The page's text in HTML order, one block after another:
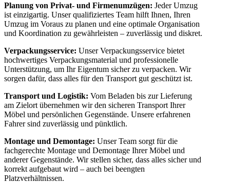
Planung von Privat- und Firmenumzügen: Jeder Umzug
ist einzigartig. Unser qualifiziertes Team hilft Ihnen, Ihren
Umzug im Voraus zu planen und eine optimale Organisation
und Koordination zu gewährleisten – zuverlässig und diskret.
Verpackungsservice: Unser Verpackungsservice bietet
hochwertiges Verpackungsmaterial und professionelle
Unterstützung, um Ihr Eigentum sicher zu verpacken. Wir
sorgen dafür, dass alles für den Transport gut geschützt ist.
Transport und Logistik: Vom Beladen bis zur Lieferung
am Zielort übernehmen wir den sicheren Transport Ihrer
Möbel und persönlichen Gegenstände. Unsere erfahrenen
Fahrer sind zuverlässig und pünktlich.
Montage und Demontage: Unser Team sorgt für die
fachgerechte Montage und Demontage Ihrer Möbel und
anderer Gegenstände. Wir stellen sicher, dass alles sicher und
korrekt aufgebaut wird – auch bei beengten
Platzverhältnissen.